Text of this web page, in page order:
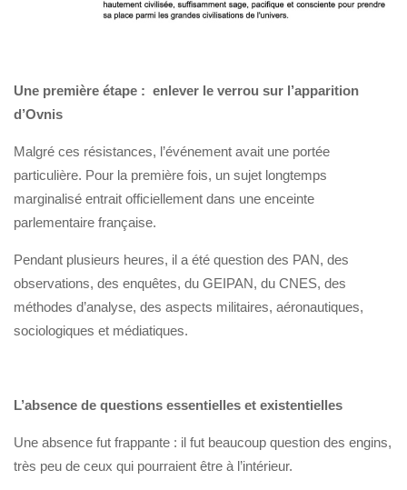
Une première étape : enlever le verrou sur l’apparition
d’Ovnis
Malgré ces résistances, l’événement avait une portée
particulière. Pour la première fois, un sujet longtemps
marginalisé entrait officiellement dans une enceinte
parlementaire française.
Pendant plusieurs heures, il a été question des PAN, des
observations, des enquêtes, du GEIPAN, du CNES, des
méthodes d’analyse, des aspects militaires, aéronautiques,
sociologiques et médiatiques.
L’absence de questions essentielles et existentielles
Une absence fut frappante : il fut beaucoup question des engins,
très peu de ceux qui pourraient être à l’intérieur.